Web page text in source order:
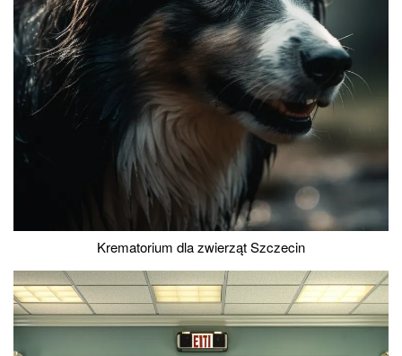
Krematorium dla zwierząt Szczecin